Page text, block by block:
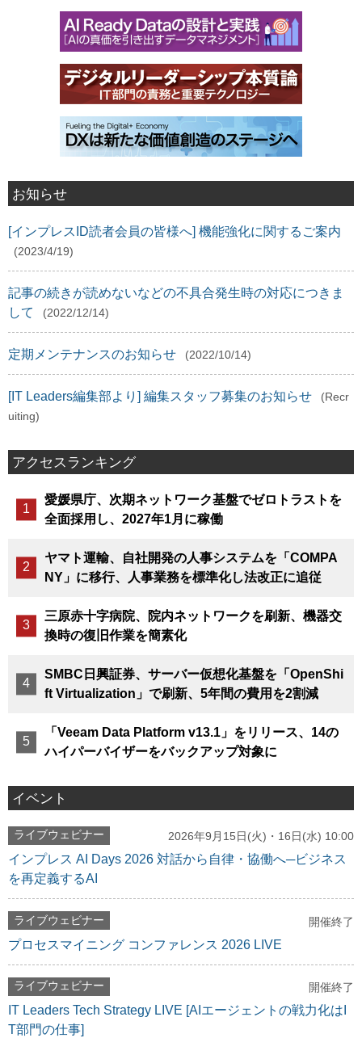
お知らせ
[インプレスID読者会員の皆様へ] 機能強化に関するご案内
(2023/4/19)
記事の続きが読めないなどの不具合発生時の対応につきま
して
(2022/12/14)
定期メンテナンスのお知らせ (2022/10/14)
[IT Leaders編集部より] 編集スタッフ募集のお知らせ
(Recr
uiting)
アクセスランキング
愛媛県庁、次期ネットワーク基盤でゼロトラストを
全面採用し、2027年1月に稼働
ヤマト運輸、自社開発の人事システムを「COMPA
NY」に移行、人事業務を標準化し法改正に追従
三原赤十字病院、院内ネットワークを刷新、機器交
換時の復旧作業を簡素化
SMBC日興証券、サーバー仮想化基盤を「OpenShi
ft Virtualization」で刷新、5年間の費用を2割減
「Veeam Data Platform v13.1」をリリース、14の
ハイパーバイザーをバックアップ対象に
イベント
ライブウェビナー 2026年9月15日(火)・16日(水) 10:00
インプレス AI Days 2026 対話から自律・協働へ─ビジネス
を再定義するAI
ライブウェビナー 開催終了
プロセスマイニング コンファレンス 2026 LIVE
ライブウェビナー 開催終了
IT Leaders Tech Strategy LIVE [AIエージェントの戦力化はI
T部門の仕事]